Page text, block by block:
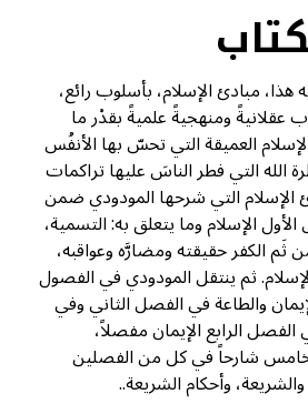
مبادئ الإسلام، بأسلوب رائع،
عقلانيةً ومنهجيةً علميةً بقدْر ما
العميقة التي تحسّ بها الأنفُس
الله التي فطر الناسَ عليها تراكمات
التي شرحها المودودي ضمن
الإسلام وما يتعلق به: التسمية،
ثَم الكفر حقيقته ومضارَّه وعواقبه،
ثم ينتقل المودودي في الفصول
والطاعة في الفصل الثاني وفي
الرابع الإيمان مفصلاً،
شارحاً في كل من الفصلين
وأحكام الشريعة..